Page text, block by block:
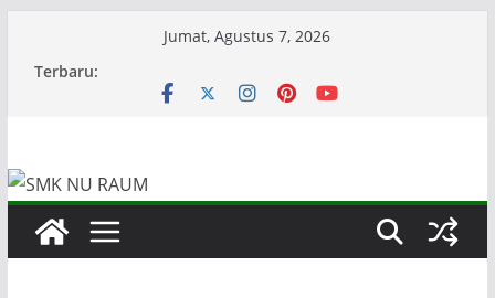
Jumat, Agustus 7, 2026
Terbaru: